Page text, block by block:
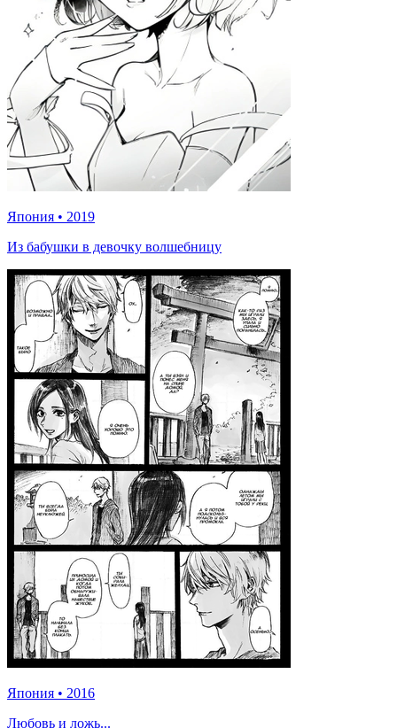
Япония • 2019
Из бабушки в девочку волшебницу
Япония • 2016
Любовь и ложь...